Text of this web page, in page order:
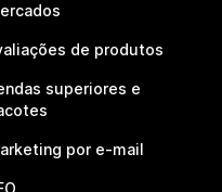
de produtos
superiores e
por e-mail